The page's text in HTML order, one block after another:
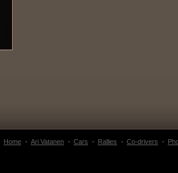
Home Ari Vatanen Cars Rallies Co-drivers